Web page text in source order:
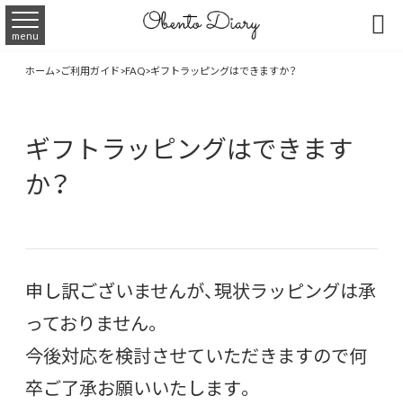
menu 
ホーム>ご利用ガイド>FAQ>ギフトラッピングはできますか？
ギフトラッピングはできます
か？
申し訳ございませんが、現状ラッピングは承
っておりません。
今後対応を検討させていただきますので何
卒ご了承お願いいたします。